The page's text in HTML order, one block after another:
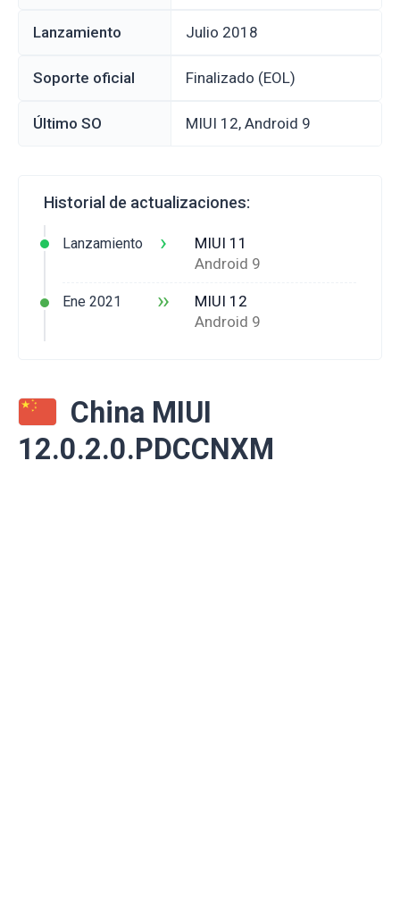
Lanzamiento julio 2018
Soporte oficial Finalizado (EOL)
Último SO MIUI 12, Android 9
Historial de actualizaciones:
Lanzamiento ›
MIUI 11
Android 9
Ene 2021 ››
MIUI 12
Android 9
China MIUI
12.0.2.0.PDCCNXM